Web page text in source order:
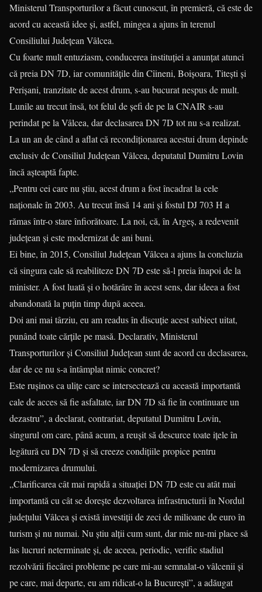
Ministerul Transporturilor a făcut cunoscut, în premieră, că este de
acord cu această idee şi, astfel, mingea a ajuns în terenul
Consiliului Judeţean Vâlcea.
Cu foarte mult entuziasm, conducerea instituţiei a anunţat atunci
că preia DN 7D, iar comunităţile din Cîineni, Boişoara, Titeşti şi
Perişani, tranzitate de acest drum, s-au bucurat nespus de mult.
Lunile au trecut însă, tot felul de şefi de pe la CNAIR s-au
perindat pe la Vâlcea, dar declasarea DN 7D tot nu s-a realizat.
La un an de când a aflat că recondiţionarea acestui drum depinde
exclusiv de Consiliul Judeţean Vâlcea, deputatul Dumitru Lovin
încă aşteaptă fapte.
„Pentru cei care nu ştiu, acest drum a fost încadrat la cele
naţionale în 2003. Au trecut însă 14 ani şi fostul DJ 703 H a
rămas într-o stare înfiorătoare. La noi, că, în Argeş, a redevenit
judeţean şi este modernizat de ani buni.
Ei bine, în 2015, Consiliul Judeţean Vâlcea a ajuns la concluzia
că singura cale să reabiliteze DN 7D este să-l preia înapoi de la
minister. A fost luată şi o hotărâre în acest sens, dar ideea a fost
abandonată la puţin timp după aceea.
Doi ani mai târziu, eu am readus în discuţie acest subiect uitat,
punând toate cărţile pe masă. Declarativ, Ministerul
Transporturilor şi Consiliul Judeţean sunt de acord cu declasarea,
dar de ce nu s-a întâmplat nimic concret?
Este ruşinos ca uliţe care se intersectează cu această importantă
cale de acces să fie asfaltate, iar DN 7D să fie în continuare un
dezastru”, a declarat, contrariat, deputatul Dumitru Lovin,
singurul om care, până acum, a reuşit să descurce toate iţele în
legătură cu DN 7D şi să creeze condiţiile propice pentru
modernizarea drumului.
„Clarificarea cât mai rapidă a situaţiei DN 7D este cu atât mai
importantă cu cât se doreşte dezvoltarea infrastructurii în Nordul
judeţului Vâlcea şi există investiţii de zeci de milioane de euro în
turism şi nu numai. Nu ştiu alţii cum sunt, dar mie nu-mi place să
las lucruri neterminate şi, de aceea, periodic, verific stadiul
rezolvării fiecărei probleme pe care mi-au semnalat-o vâlcenii şi
pe care, mai departe, eu am ridicat-o la Bucureşti”, a adăugat